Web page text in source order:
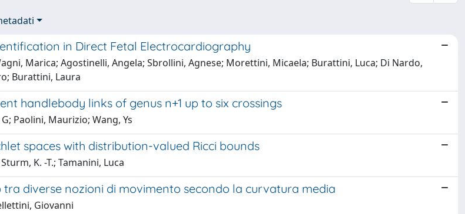
in Direct Fetal Electrocardiography
Marica; Agostinelli, Angela; Sbrollini, Agnese; Morettini, Micaela; Burattini, Luca; Di Nardo,
Burattini, Laura
handlebody links of genus n+1 up to six crossings
Paolini, Maurizio; Wang, Ys
spaces with distribution-valued Ricci bounds
K. -T.; Tamanini, Luca
diverse nozioni di movimento secondo la curvatura media
Giovanni